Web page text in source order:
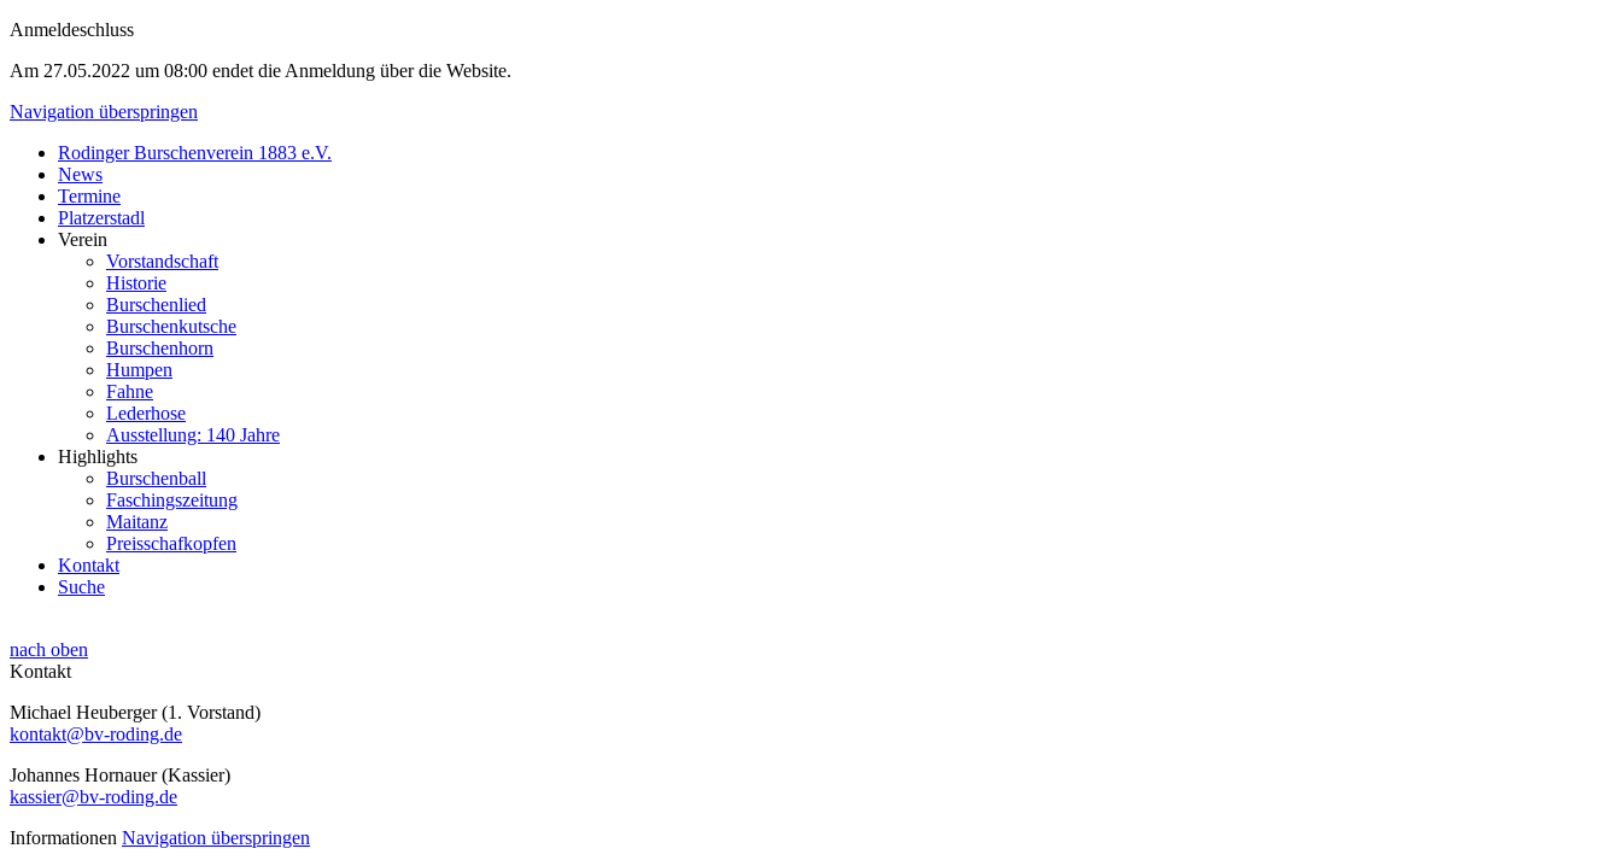
Anmeldeschluss
Am 27.05.2022 um 08:00 endet die Anmeldung über die Website.
Navigation überspringen
Rodinger Burschenverein 1883 e.V.
News
Termine
Platzerstadl
Verein
Vorstandschaft
Historie
Burschenlied
Burschenkutsche
Burschenhorn
Humpen
Fahne
Lederhose
Ausstellung: 140 Jahre
Highlights
Burschenball
Faschingszeitung
Maitanz
Preisschafkopfen
Kontakt
Suche
nach oben
Kontakt
Michael Heuberger (1. Vorstand)
kontakt@bv-roding.de
Johannes Hornauer (Kassier)
kassier@bv-roding.de
Informationen Navigation überspringen